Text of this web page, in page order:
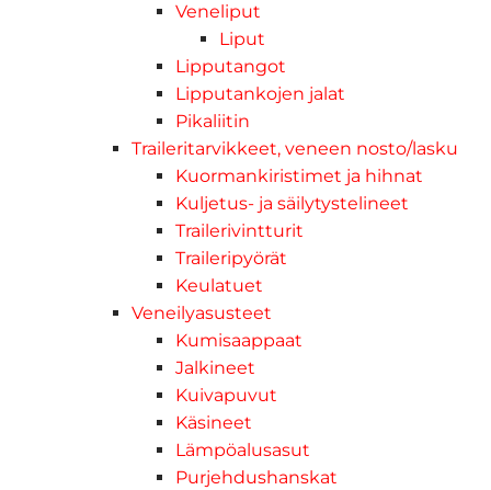
Veneliput
Liput
Lipputangot
Lipputankojen jalat
Pikaliitin
Traileritarvikkeet, veneen nosto/lasku
Kuormankiristimet ja hihnat
Kuljetus- ja säilytystelineet
Trailerivintturit
Traileripyörät
Keulatuet
Veneilyasusteet
Kumisaappaat
Jalkineet
Kuivapuvut
Käsineet
Lämpöalusasut
Purjehdushanskat